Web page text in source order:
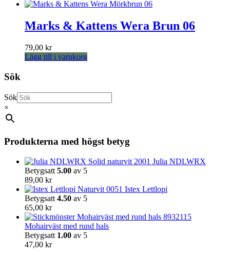
Marks & Kattens Wera Brun 06
79,00 kr
Lägg till i varukorg
Sök
Sök
×
Produkterna med högst betyg
Julia NDLWRX
Betygsatt 5.00 av 5
89,00 kr
Istex Lettlopi
Betygsatt 4.50 av 5
65,00 kr
Mohairväst med rund hals
Betygsatt 1.00 av 5
47,00 kr